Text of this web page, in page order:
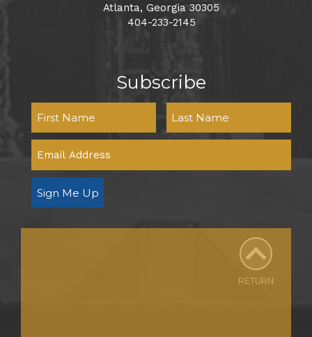
Atlanta, Georgia 30305
404-233-2145
Subscribe
Sign Me Up
RETURN